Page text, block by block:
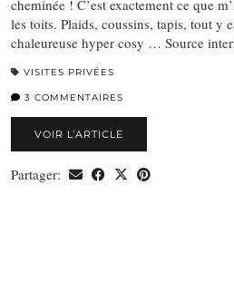
cheminée ! C’est exactement ce que
les toits. Plaids, coussins, tapis, tout y
chaleureuse hyper cosy … Source
VISITES PRIVÉES
3 COMMENTAIRES
VOIR L’ARTICLE
Partager: